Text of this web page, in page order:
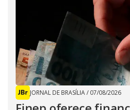
JORNAL DE BRASÍLIA/ 07/08/2026